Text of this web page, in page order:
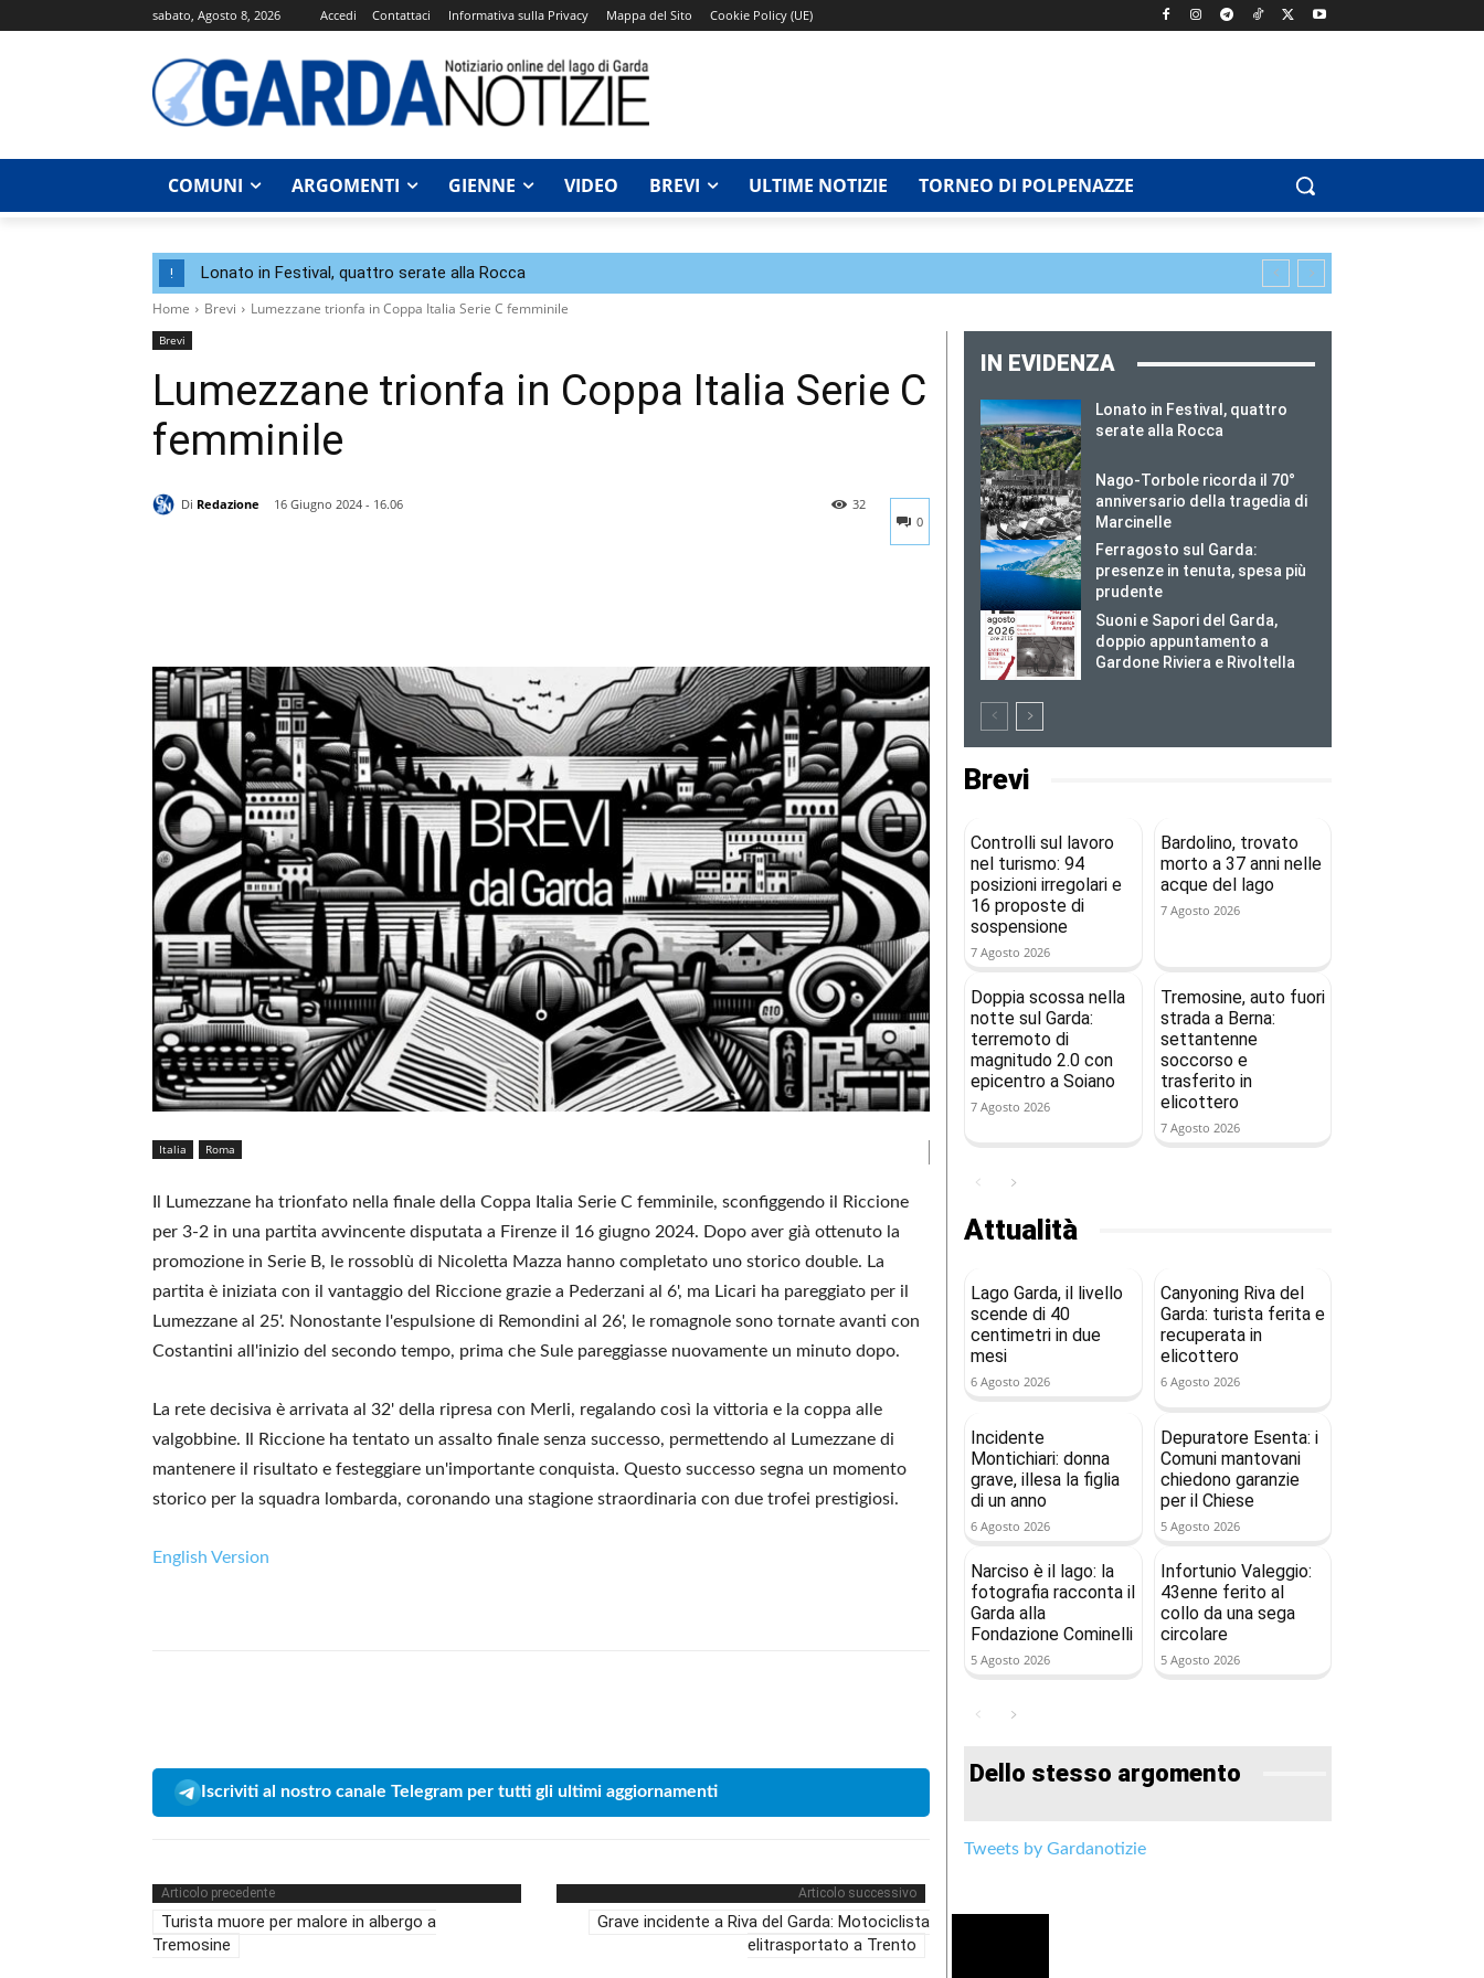
sabato, Agosto 8, 2026 Accedi Contattaci Informativa sulla Privacy Mappa del Sito Cookie Policy (UE)
COMUNI ARGOMENTI GIENNE VIDEO BREVI ULTIME NOTIZIE TORNEO DI POLPENAZZE
! Lonato in Festival, quattro serate alla Rocca
Home Brevi Lumezzane trionfa in Coppa Italia Serie C femminile
Brevi
Lumezzane trionfa in Coppa Italia Serie C
femminile
Di Redazione
16 Giugno 2024 - 16.06
0
32
Italia Roma
Il Lumezzane ha trionfato nella finale della Coppa Italia Serie C femminile, sconfiggendo il Riccione
per 3-2 in una partita avvincente disputata a Firenze il 16 giugno 2024. Dopo aver già ottenuto la
promozione in Serie B, le rossoblù di Nicoletta Mazza hanno completato uno storico double. La
partita è iniziata con il vantaggio del Riccione grazie a Pederzani al 6', ma Licari ha pareggiato per il
Lumezzane al 25'. Nonostante l'espulsione di Remondini al 26', le romagnole sono tornate avanti con
Costantini all'inizio del secondo tempo, prima che Sule pareggiasse nuovamente un minuto dopo.
La rete decisiva è arrivata al 32' della ripresa con Merli, regalando così la vittoria e la coppa alle
valgobbine. Il Riccione ha tentato un assalto finale senza successo, permettendo al Lumezzane di
mantenere il risultato e festeggiare un'importante conquista. Questo successo segna un momento
storico per la squadra lombarda, coronando una stagione straordinaria con due trofei prestigiosi.
English Version
Iscriviti al nostro canale Telegram per tutti gli ultimi aggiornamenti
Articolo precedente
Turista muore per malore in albergo a
Tremosine
Articolo successivo
Grave incidente a Riva del Garda: Motociclista
elitrasportato a Trento
IN EVIDENZA
Lonato in Festival, quattro
serate alla Rocca
Nago-Torbole ricorda il 70°
anniversario della tragedia di
Marcinelle
Ferragosto sul Garda:
presenze in tenuta, spesa più
prudente
Suoni e Sapori del Garda,
doppio appuntamento a
Gardone Riviera e Rivoltella
Brevi
Controlli sul lavoro
nel turismo: 94
posizioni irregolari e
16 proposte di
sospensione
7 Agosto 2026
Bardolino, trovato
morto a 37 anni nelle
acque del lago
7 Agosto 2026
Doppia scossa nella
notte sul Garda:
terremoto di
magnitudo 2.0 con
epicentro a Soiano
7 Agosto 2026
Tremosine, auto fuori
strada a Berna:
settantenne
soccorso e
trasferito in
elicottero
7 Agosto 2026
Attualità
Lago Garda, il livello
scende di 40
centimetri in due
mesi
6 Agosto 2026
Canyoning Riva del
Garda: turista ferita e
recuperata in
elicottero
6 Agosto 2026
Incidente
Montichiari: donna
grave, illesa la figlia
di un anno
6 Agosto 2026
Depuratore Esenta: i
Comuni mantovani
chiedono garanzie
per il Chiese
5 Agosto 2026
Narciso è il lago: la
fotografia racconta il
Garda alla
Fondazione Cominelli
5 Agosto 2026
Infortunio Valeggio:
43enne ferito al
collo da una sega
circolare
5 Agosto 2026
Dello stesso argomento
Tweets by Gardanotizie